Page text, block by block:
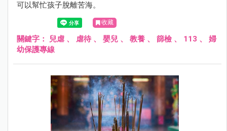
可以幫忙孩子脫離苦海。
收藏
關鍵字： 兒虐 、 虐待 、 嬰兒 、 教養 、 篩檢 、 113 、 婦
幼保護專線